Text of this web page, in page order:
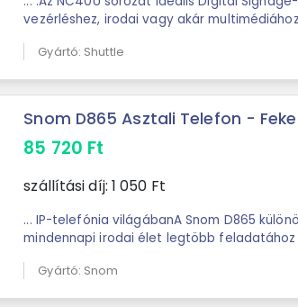
vezérléshez, irodai vagy akár
Gyártó: Shuttle
Snom D865 Asztali Telefon -
85 720 Ft
szállítási díj: 1 050 Ft
... IP-telefónia világábanA Snom D865 különösen sokoldalú, és a
mindennapi irodai élet legtöbb
Gyártó: Snom